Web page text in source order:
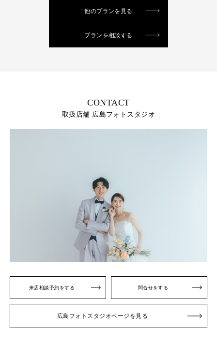
他のプランを見る
プランを相談する
CONTACT
取扱店舗 広島フォトスタジオ
来店相談予約をする 問合せをする
広島フォトスタジオページを見る